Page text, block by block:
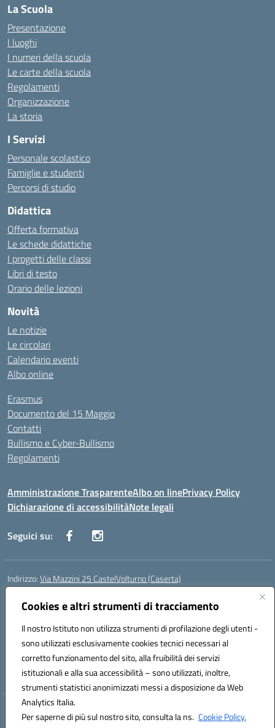
Cookies e altri strumenti di tracciamento
Il nostro Istituto non utilizza strumenti di profilazione degli utenti -
sono utilizzati esclusivamente cookies tecnici necessari al
corretto funzionamento del sito, alla fruibilità dei servizi
istituzionali e alla sua accessibilità – sono utilizzati, inoltre,
strumenti statistici anonimizzati messi a disposizione da Web
Analytics Italia.
Per saperne di più sul nostro sito, consulta la ns. Cookie Policy.
La Scuola
Presentazione
I luoghi
I numeri della scuola
Le carte della scuola
Regolamenti
Organizzazione
La storia
I Servizi
Personale scolastico
Famiglie e studenti
Percorsi di studio
Didattica
Offerta formativa
Le schede didattiche
I progetti delle classi
Libri di testo
Orario delle lezioni
Novità
Le notizie
Le circolari
Calendario eventi
Albo online
Erasmus
Documento del 15 Maggio
Contatti
Bullismo e Cyber-Bullismo
Regolamenti
Amministrazione TrasparenteAlbo on linePrivacy Policy
Dichiarazione di accessibilitàNote legali
Seguici su:
Indirizzo:Via Mazzini 25 CastelVolturno (Caserta)
Centralino:
Posta elettronica certificata (PEC):ceis014005@pec.istruzione.it
Codice fiscale: 93063510619
Codice meccanografico:CEIS014005
Codice Indice delle Pubbliche Amministrazioni (IPA): istsc_ceis014005
Codice unico di fatturazione (CUF): UOU8EW
Hosting & Powered by 3D Solution S.r.l.